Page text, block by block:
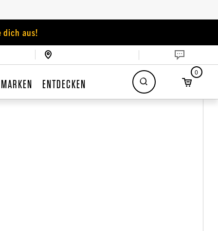
dich aus!
MARKEN ENTDECKEN
0